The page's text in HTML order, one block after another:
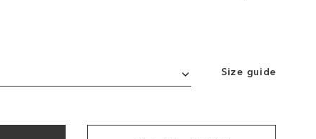
Size guide